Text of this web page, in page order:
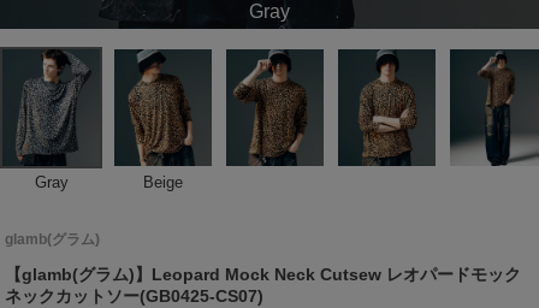
Gray
Gray Beige
glamb(グラム)
【glamb(グラム)】Leopard Mock Neck Cutsew レオパードモック
ネックカットソー(GB0425-CS07)